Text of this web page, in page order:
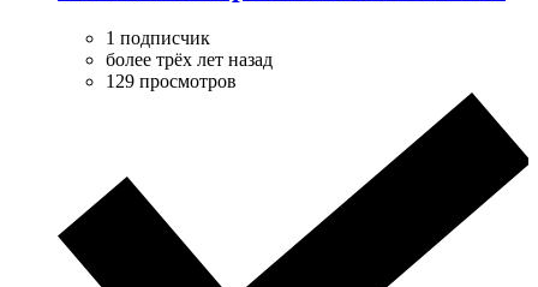
1 подписчик
более трёх лет назад
129 просмотров